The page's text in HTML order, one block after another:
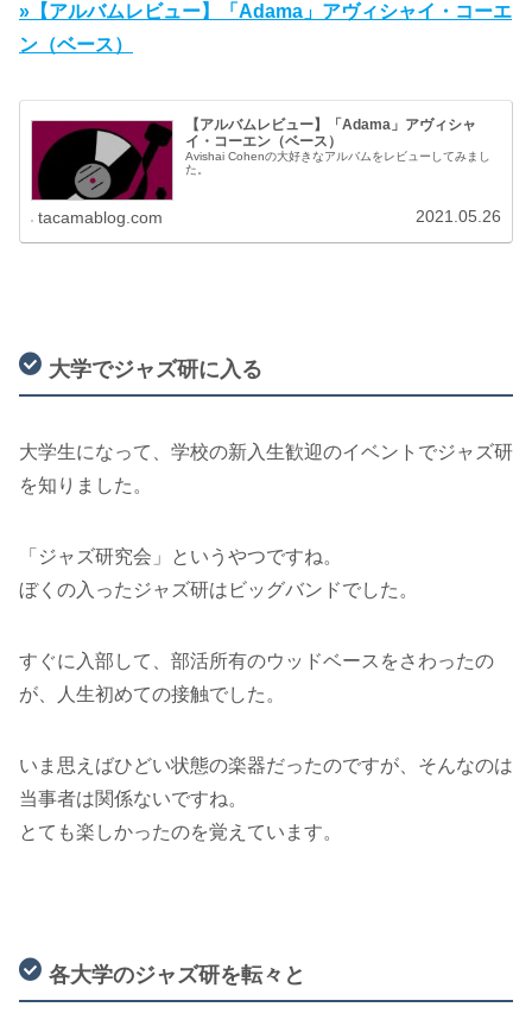
»【アルバムレビュー】「Adama」アヴィシャイ・コーエ
ン（ベース）
【アルバムレビュー】「Adama」アヴィシャ
イ・コーエン（ベース）
Avishai Cohenの大好きなアルバムをレビューしてみまし
た。
tacamablog.com 2021.05.26
大学でジャズ研に入る
大学生になって、学校の新入生歓迎のイベントでジャズ研
を知りました。
「ジャズ研究会」というやつですね。
ぼくの入ったジャズ研はビッグバンドでした。
すぐに入部して、部活所有のウッドベースをさわったの
が、人生初めての接触でした。
いま思えばひどい状態の楽器だったのですが、そんなのは
当事者は関係ないですね。
とても楽しかったのを覚えています。
各大学のジャズ研を転々と